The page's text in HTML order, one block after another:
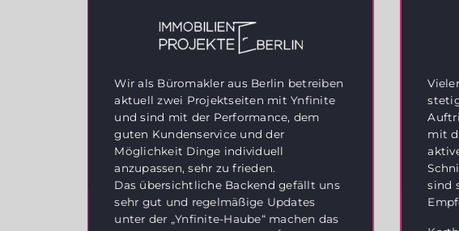
Wir als Büromakler aus Berlin betreiben
aktuell zwei Projektseiten mit Ynfinite
und sind mit der Performance, dem
guten Kundenservice und der
Möglichkeit Dinge individuell
anzupassen, sehr zu frieden.
Das übersichtliche Backend gefällt uns
sehr gut und regelmäßige Updates
unter der „Ynfinite-Haube“ machen das
mit
sind